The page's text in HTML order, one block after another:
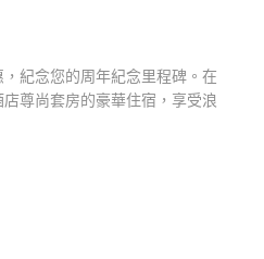
紀念您的周年紀念里程碑。在
尊尚套房的豪華住宿，享受浪